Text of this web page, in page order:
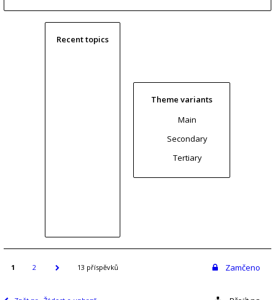
Recent topics
Theme variants
Main
Secondary
Tertiary
1 2 13 příspěvků Zamčeno